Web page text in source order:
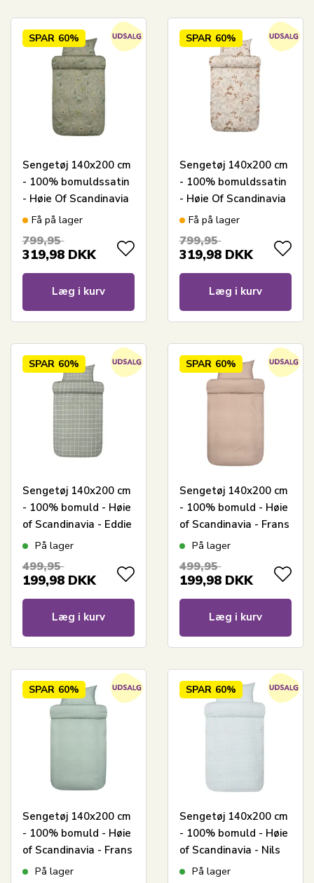
SPAR 60%
Sengetøj 140x200 cm
- 100% bomuldssatin
- Høie Of Scandinavia
- Mille Mørk Grøn
Få på lager
799,95
319,98 DKK
Læg i kurv
SPAR 60%
Sengetøj 140x200 cm
- 100% bomuldssatin
- Høie Of Scandinavia
- Nadja Elfenbein
Få på lager
799,95
319,98 DKK
Læg i kurv
SPAR 60%
Sengetøj 140x200 cm
- 100% bomuld - Høie
of Scandinavia - Eddie
Dæmpet Grøn
På lager
499,95
199,98 DKK
Læg i kurv
SPAR 60%
Sengetøj 140x200 cm
- 100% bomuld - Høie
of Scandinavia - Frans
Cinnamon
På lager
499,95
199,98 DKK
Læg i kurv
SPAR 60%
Sengetøj 140x200 cm
- 100% bomuld - Høie
of Scandinavia - Frans
Dusty Green
På lager
SPAR 60%
Sengetøj 140x200 cm
- 100% bomuld - Høie
of Scandinavia - Nils
AquaPå lager